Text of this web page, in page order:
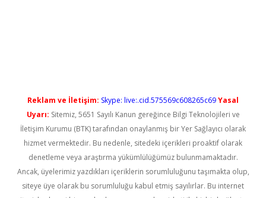
Reklam ve İletişim: Skype: live:.cid.575569c608265c69Yasal
Uyarı: Sitemiz, 5651 Sayılı Kanun gereğince Bilgi Teknolojileri ve
İletişim Kurumu (BTK) tarafından onaylanmış bir Yer Sağlayıcı olarak
hizmet vermektedir. Bu nedenle, sitedeki içerikleri proaktif olarak
denetleme veya araştırma yükümlülüğümüz bulunmamaktadır.
Ancak, üyelerimiz yazdıkları içeriklerin sorumluluğunu taşımakta olup,
siteye üye olarak bu sorumluluğu kabul etmiş sayılırlar. Bu internet